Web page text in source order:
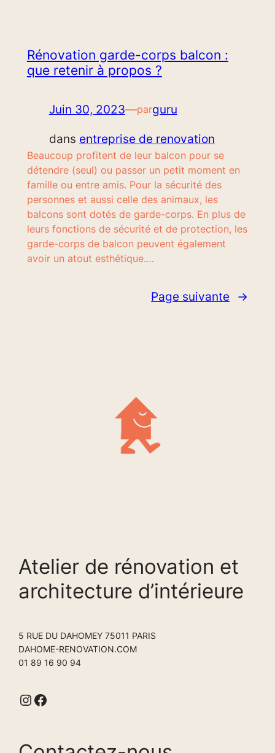
Rénovation garde-corps balcon :
que retenir à propos ?
Juin 30, 2023—parguru
dans entreprise de renovation
Beaucoup profitent de leur balcon pour se
détendre (seul) ou passer un petit moment en
famille ou entre amis. Pour la sécurité des
personnes et aussi celle des animaux, les
balcons sont dotés de garde-corps. En plus de
leurs fonctions de sécurité et de protection, les
garde-corps de balcon peuvent également
avoir un atout esthétique.…
Page suivante →
Atelier de rénovation et
architecture d’intérieure
5 RUE DU DAHOMEY 75011 PARIS
DAHOME-RENOVATION.COM
01 89 16 90 94
InstagramFacebook